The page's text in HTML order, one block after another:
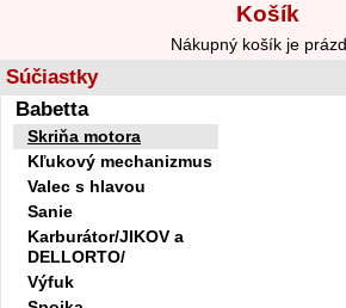
Košík
Nákupný košík je
Súčiastky
Babetta
Skriňa motora
Kľukový mechanizmus
Valec s hlavou
Sanie
Karburátor/JIKOV a
DELLORTO/
Výfuk